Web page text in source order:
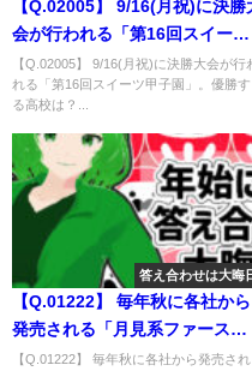
【Q.02005】 9/16(月祝)に決勝
会が行われる「第16回スイーツ
甲子園」。優勝する高校は？
【Q.02005】 9/16(月祝)に決勝大会が行
れる「第16回スイーツ甲子園」。優勝す
る高校は？...
答え合わせは大晦
【Q.01222】 毎年秋に各社から
発売される「月見系ファースト
フード」。最初に発売されるブ
【Q.01222】 毎年秋に各社から発売され